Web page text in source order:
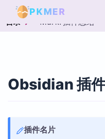
PKMER
目录 Markr插件总结
Obsidian 插
插件名片